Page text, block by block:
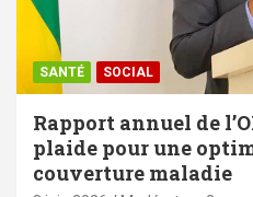
SANTÉ SOCIAL
Rapport annuel de
plaide pour une
couverture maladie